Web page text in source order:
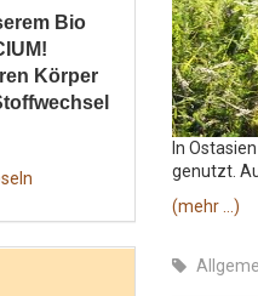
In
genutzt.
(mehr …)
Bio
Körper